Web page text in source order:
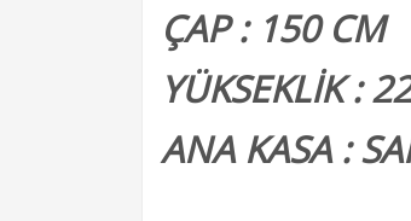
ÇAP : 150 CM
YÜKSEKLİK :
ANA KASA :